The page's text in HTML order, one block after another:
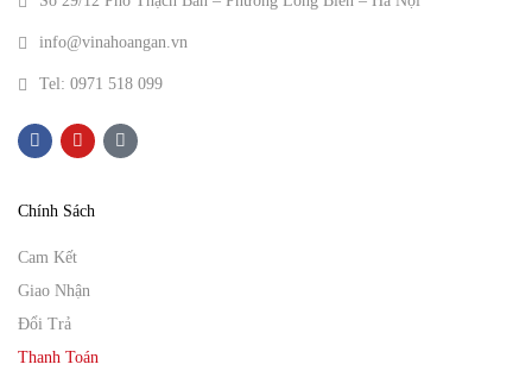
info@vinahoangan.vn
Tel: 0971 518 099
Chính Sách
Cam Kết
Giao Nhận
Đổi Trả
Thanh Toán